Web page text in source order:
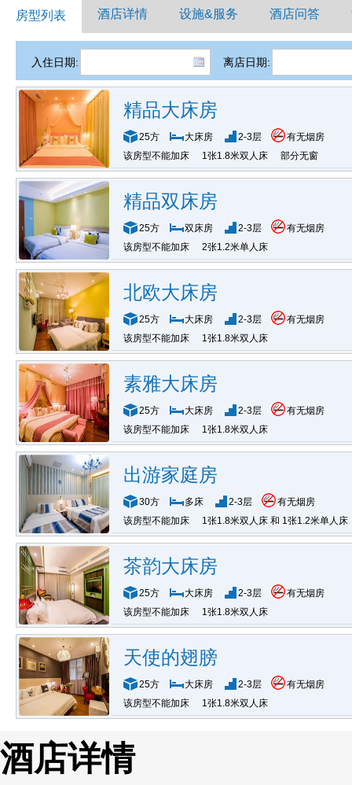
房型列表 酒店详情 设施&服务 酒店问答
入住日期: 离店日期:
精品大床房
25方 大床房 2-3层
有无烟房
该房型不能加床
1张1.8米双人床 部分无窗
精品双床房
25方 双床房 2-3层
有无烟房
该房型不能加床
2张1.2米单人床
北欧大床房
25方 大床房 2-3层
有无烟房
该房型不能加床
1张1.8米双人床
素雅大床房
25方 大床房 2-3层
有无烟房
该房型不能加床
1张1.8米双人床
出游家庭房
30方 多床 2-3层
有无烟房
该房型不能加床
1张1.8米双人床 和 1张1.2米单人床
茶韵大床房
25方 大床房 2-3层
有无烟房
该房型不能加床
1张1.8米双人床
天使的翅膀
25方 大床房 2-3层
有无烟房
该房型不能加床
1张1.8米双人床
酒店详情